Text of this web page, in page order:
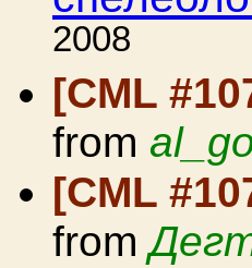
2008
[CML
from
[CML
from